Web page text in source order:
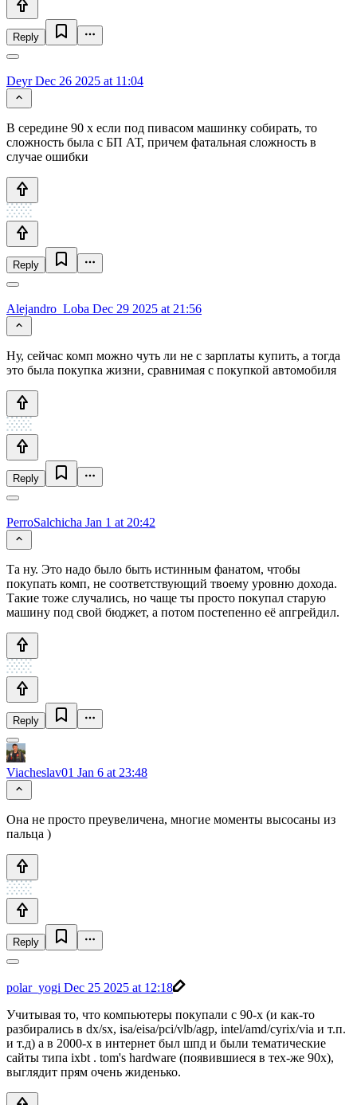
Reply
DeyrDec 26 2025 at 11:04
В середине 90 х если под пивасом машинку собирать, то
сложность была с БП АТ, причем фатальная сложность в
случае ошибки
Reply
Alejandro_Loba Dec 29 2025 at 21:56
Ну, сейчас комп можно чуть ли не с зарплаты купить, а тогда
это была покупка жизни, сравнимая с покупкой автомобиля
Reply
PerroSalchicha Jan 1 at 20:42
Та ну. Это надо было быть истинным фанатом, чтобы
покупать комп, не соответствующий твоему уровню дохода.
Такие тоже случались, но чаще ты просто покупал старую
машину под свой бюджет, а потом постепенно её апгрейдил.
Reply
Viacheslav01 Jan 6 at 23:48
Она не просто преувеличена, многие моменты высосаны из
пальца )
Reply
polar_yogi Dec 25 2025 at 12:18
Учитывая то, что компьютеры покупали с 90-х (и как-то
разбирались в dx/sx, isa/eisa/pci/vlb/agp, intel/amd/cyrix/via и т.п.
и т.д) а в 2000-х в интернет был шпд и были тематические
сайты типа ixbt . tom's hardware (появившиеся в тех-же 90х),
выглядит прям очень жиденько.